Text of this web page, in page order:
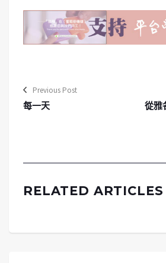
Previous Post
每一天
從雅
RELATED ARTICLES